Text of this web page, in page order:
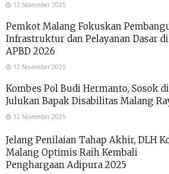
12 November 2025
Pemkot Malang Fokuskan
Infrastruktur dan Pelayanan Dasar di
APBD 2026
12 November 2025
Kombes Pol Budi Hermanto, Sosok
Julukan Bapak Disabilitas Malang
12 November 2025
Jelang Penilaian Tahap Akhir, DLH
Malang Optimis Raih Kembali
Penghargaan Adipura 2025